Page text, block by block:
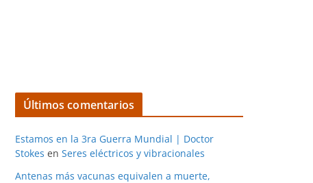
Últimos comentarios
Estamos en la 3ra Guerra Mundial | Doctor
Stokes en Seres eléctricos y vibracionales
Antenas más vacunas equivalen a muerte,